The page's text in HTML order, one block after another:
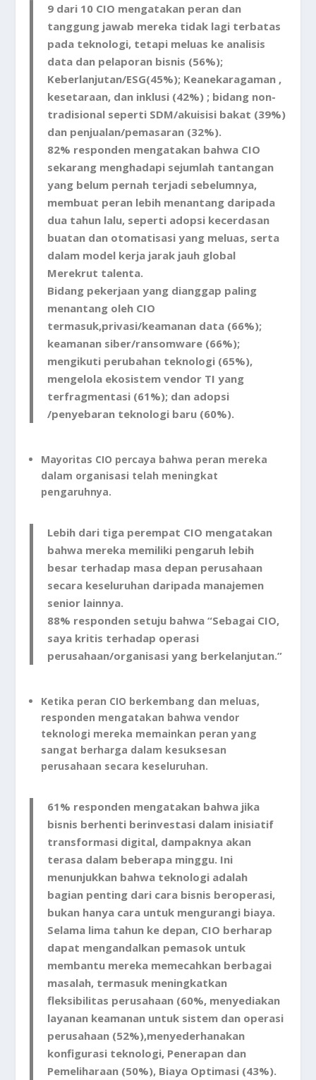
9 dari 10 CIO mengatakan peran dan
tanggung jawab mereka tidak lagi terbatas
pada teknologi, tetapi meluas ke analisis
data dan pelaporan bisnis (56%);
Keberlanjutan/ESG(45%); Keanekaragaman ,
kesetaraan, dan inklusi (42%) ; bidang non-
tradisional seperti SDM/akuisisi bakat (39%)
dan penjualan/pemasaran (32%).
82% responden mengatakan bahwa CIO
sekarang menghadapi sejumlah tantangan
yang belum pernah terjadi sebelumnya,
membuat peran lebih menantang daripada
dua tahun lalu, seperti adopsi kecerdasan
buatan dan otomatisasi yang meluas, serta
dalam model kerja jarak jauh global
Merekrut talenta.
Bidang pekerjaan yang dianggap paling
menantang oleh CIO
termasuk,privasi/keamanan data (66%);
keamanan siber/ransomware (66%);
mengikuti perubahan teknologi (65%),
mengelola ekosistem vendor TI yang
terfragmentasi (61%); dan adopsi
/penyebaran teknologi baru (60%).
Mayoritas CIO percaya bahwa peran mereka
dalam organisasi telah meningkat
pengaruhnya.
Lebih dari tiga perempat CIO mengatakan
bahwa mereka memiliki pengaruh lebih
besar terhadap masa depan perusahaan
secara keseluruhan daripada manajemen
senior lainnya.
88% responden setuju bahwa “Sebagai CIO,
saya kritis terhadap operasi
perusahaan/organisasi yang berkelanjutan.”
Ketika peran CIO berkembang dan meluas,
responden mengatakan bahwa vendor
teknologi mereka memainkan peran yang
sangat berharga dalam kesuksesan
perusahaan secara keseluruhan.
61% responden mengatakan bahwa jika
bisnis berhenti berinvestasi dalam inisiatif
transformasi digital, dampaknya akan
terasa dalam beberapa minggu. Ini
menunjukkan bahwa teknologi adalah
bagian penting dari cara bisnis beroperasi,
bukan hanya cara untuk mengurangi biaya.
Selama lima tahun ke depan, CIO berharap
dapat mengandalkan pemasok untuk
membantu mereka memecahkan berbagai
masalah, termasuk meningkatkan
fleksibilitas perusahaan (60%, menyediakan
layanan keamanan untuk sistem dan operasi
perusahaan (52%),menyederhanakan
konfigurasi teknologi, Penerapan dan
Pemeliharaan (50%), Biaya Optimasi (43%).